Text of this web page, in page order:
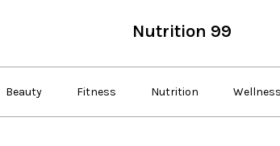
Nutrition 99
Beauty Fitness Nutrition Wellness